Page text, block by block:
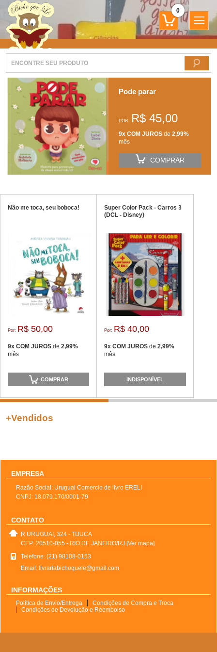
0
Pode parar
POR: R$ 45,00
9x COM JUROS de2,99%
mês
COMPRAR
Não me toca, seu boboca!
Por: R$ 50,00
9x COM JUROS de 2,99%
mês
COMPRAR
Super Color Pack - Carros 3
(DCL - Disney)
Por: R$ 40,00
9x COM JUROS de 2,99%
mês
INDISPONÍVEL
+Vendidos
EMPRESA
Razão Social: Uruguai Comercio de livro ERELI
CNPJ: 18.079.170/0001-79
CONTATO
R URUGUAI, 324 - TIJUCA
CEP: 20510-055 - RIO DE JANEIRO/RJ [Ver mapa]
Telefone: (21) 98108-0153
Email: livrariabichoquele@gmail.com
INFORMAÇÕES
Política de Envio/Entrega
Condições de Compra e Troca
Condições de Devolução e Reembolso